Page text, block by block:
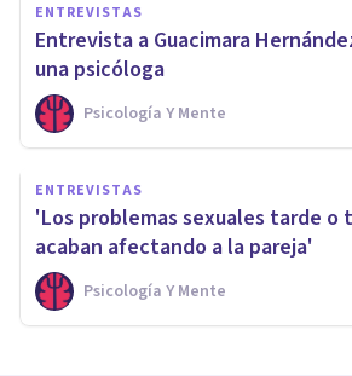
ENTREVISTAS
Entrevista a Guacimara
una psicóloga
Psicología Y Mente
ENTREVISTAS
'Los problemas sexuales tarde o
acaban afectando a la pareja'
Psicología Y Mente